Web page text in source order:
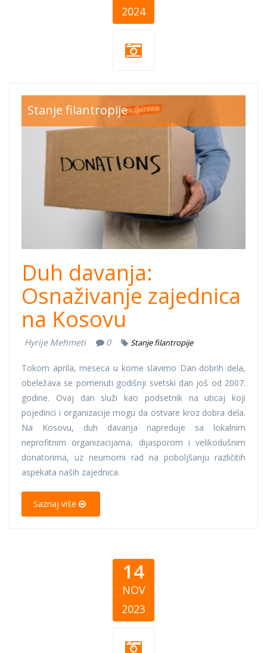
2024
CEA Blog Good
Deeds Day
Thumb.png
Stanje filantropije
Duh davanja:
Osnaživanje zajednica
na Kosovu
Hyrije Mehmeti 0 Stanje filantropije
Tokom aprila, meseca u kome slavimo Dan dobrih dela,
obeležava se pomenuti godišnji svetski dan još od 2007.
godine. Ovaj dan služi kao podsetnik na uticaj koji
pojedinci i organizacije mogu da ostvare kroz dobra dela.
Na Kosovu, duh davanja napreduje sa lokalnim
neprofitnim organizacijama, dijasporom i velikodušnim
donatorima, uz neumorni rad na poboljšanju različitih
aspekata naših zajednica.
Saznaj više
14
NOV
2023